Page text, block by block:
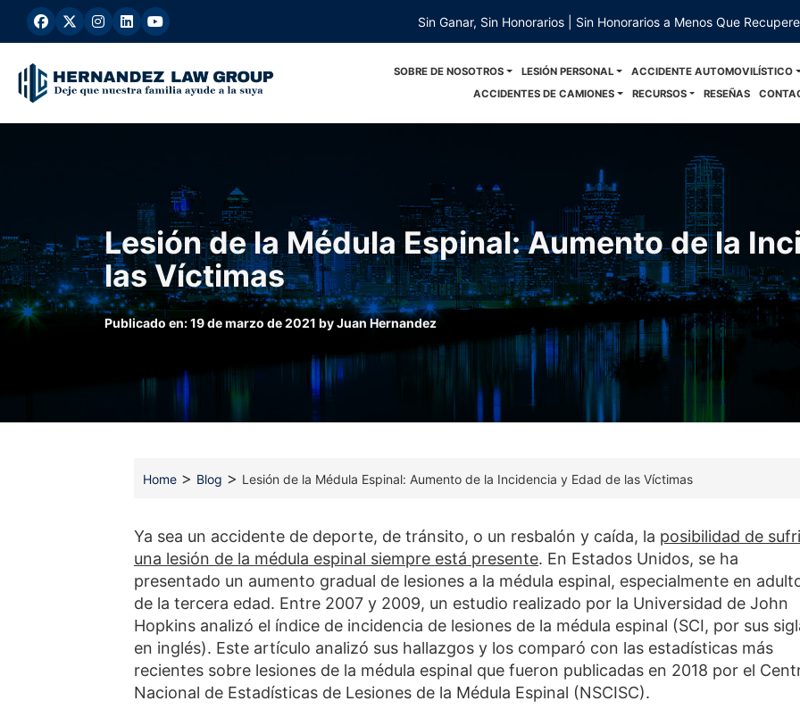
Sin Ganar, Sin Honorarios | Sin Honorarios a Menos Que
SOBRE DE NOSOTROS LESIÓN PERSONAL ACCIDENTE AUTOMOVILÍSTICO
ACCIDENTES DE CAMIONES
RECURSOS RESEÑAS
Lesión de la Médula Espinal: Aumento de la
las Víctimas
Publicado en:19 de marzo de 2021 byJuan Hernandez
Home > Blog > Lesión de la Médula Espinal: Aumento de la Incidencia y Edad de las Víctimas
Ya sea un accidente de deporte, de tránsito, o un resbalón y caída, la posibilidad de
una lesión de la médula espinal siempre está presente. En Estados Unidos, se ha
presentado un aumento gradual de lesiones a la médula espinal, especialmente en
de la tercera edad. Entre 2007 y 2009, un estudio realizado por la Universidad de John
Hopkins analizó el índice de incidencia de lesiones de la médula espinal (SCI, por sus
en inglés). Este artículo analizó sus hallazgos y los comparó con las estadísticas más
recientes sobre lesiones de la médula espinal que fueron publicadas en 2018 por el
Nacional de Estadísticas de Lesiones de la Médula Espinal (NSCISC).